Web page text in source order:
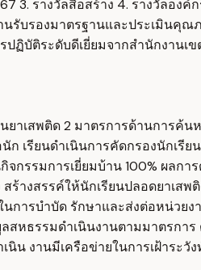
3. รางวัลสื่อสร้าง 4. รางวัลอง
บรองมาตรฐานและประเมินคุ
ฏิบัติระดับดีเยี่ยมจากสำนักงาน
เสพติด 2 มาตรการด้านการค้น
เรียนดำเนินการคัดกรองนักเรี
กรรมการเยี่ยมบ้าน 100% ผลก
ร้างสรรค์ให้นักเรียนปลอดยาเ
ารบำบัด รักษาและส่งต่อหน่วย
ธรรมดำเนินงานตามมาตรการ
งานมีเครือข่ายในการเฝ้าระวั